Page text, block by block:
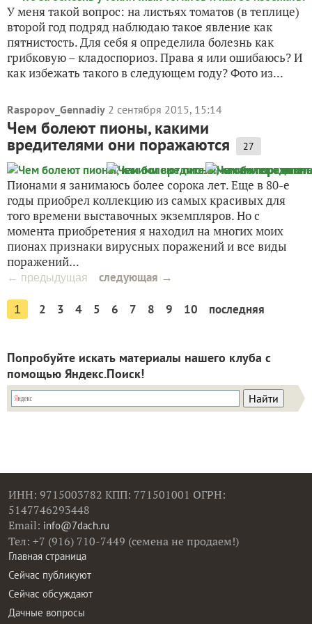
У меня такой вопрос: на листьях томатов (в теплице)
второй год подряд наблюдаю такое явление как
пятнистость. Для себя я определила болезнь как
грибковую – кладоспориоз. Права я или ошибаюсь? И
как избежать такого в следующем году? Фото из...
Raspopov_Gennadiy 2 сентября 2015, 15:14
Чем болеют пионы, какими
вредителями они поражаются 27
Пионами я занимаюсь более сорока лет. Еще в 80-е
годы приобрел коллекцию из самых красивых для
того времени выставочных экземпляров. Но с
момента приобретения я находил на многих моих
пионах признаки вирусных поражений и все виды
поражений...
← предыдущая следующая →
1 2 3 4 5 6 7 8 9 10 последняя
Попробуйте искать материалы нашего клуба с
помощью Яндекс.Поиск!
ИНН: 9715003782 КПП: 771501001 ОГРН:
5147746293448
Email: info@7dach.ru
Тел: +7 (916) 710-7449 (семена не продаем!)
Главная страница
Сейчас публикуют
Сейчас обсуждают
Дачные вопросы